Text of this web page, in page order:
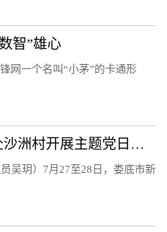
智”雄心
网一个名叫“小茅”的卡通形
娄底市新华书店党委赴沙洲村开展主题党日活动
吴玥）7月27至28日，娄底市新